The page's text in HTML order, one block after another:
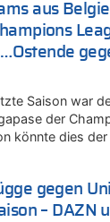
aus
Saison war
der
könnte dies der
gegen
– DAZN